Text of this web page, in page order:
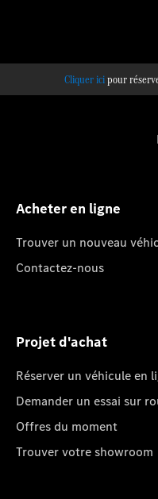
pour
Acheter en ligne
Trouver un nouveau
Contactez-nous
Projet d'achat
Réserver un véhicule en
Demander un essai sur
Offres du moment
Trouver votre showroom